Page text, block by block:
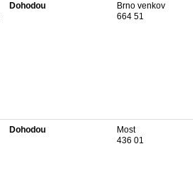
Dohodou
Brno venkov
664 51
Dohodou
Most
436 01